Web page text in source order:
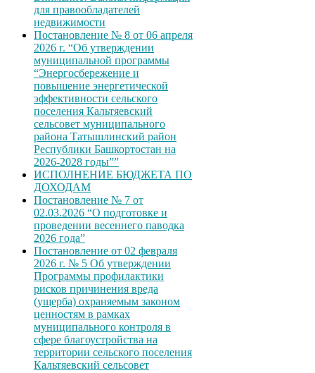
для правообладателей
недвижимости
Постановление № 8 от 06 апреля
2026 г. “Об утверждении
муниципальной программы
“Энергосбережение и
повышение энергетической
эффективности сельского
поселения Кальтяевский
сельсовет муниципального
района Татышлинский район
Республики Башкортостан на
2026-2028 годы””
ИСПОЛНЕНИЕ БЮДЖЕТА ПО
ДОХОДАМ
Постановление № 7 от
02.03.2026 “О подготовке и
проведении весеннего паводка
2026 года”
Постановление от 02 февраля
2026 г. № 5 Об утверждении
Программы профилактики
рисков причинения вреда
(ущерба) охраняемым законом
ценностям в рамках
муниципального контроля в
сфере благоустройства на
территории сельского поселения
Кальтяевский сельсовет